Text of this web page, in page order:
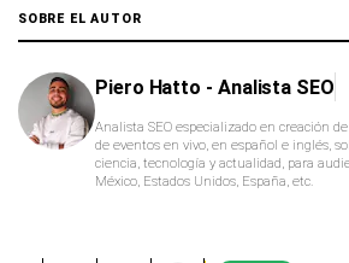
SOBRE EL AUTOR
Piero Hatto - Analista SEO
Analista SEO especializado en creación
de eventos en vivo, en español e inglés,
ciencia, tecnología y actualidad, para
México, Estados Unidos, España, etc.